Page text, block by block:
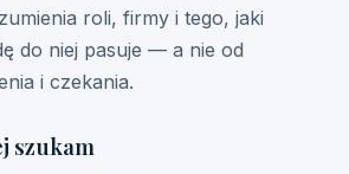
roli, firmy i tego, jaki
do niej pasuje — a nie od
i czekania.
szukam